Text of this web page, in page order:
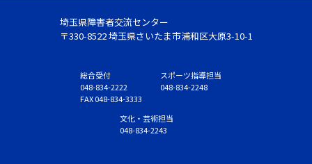
埼玉県障害者交流センター
〒330-8522 埼玉県さいたま市浦和区大原3-10-1
総合受付
048-834-2222
FAX 048-834-3333
スポーツ指導担当
048-834-2248
文化・芸術担当
048-834-2243